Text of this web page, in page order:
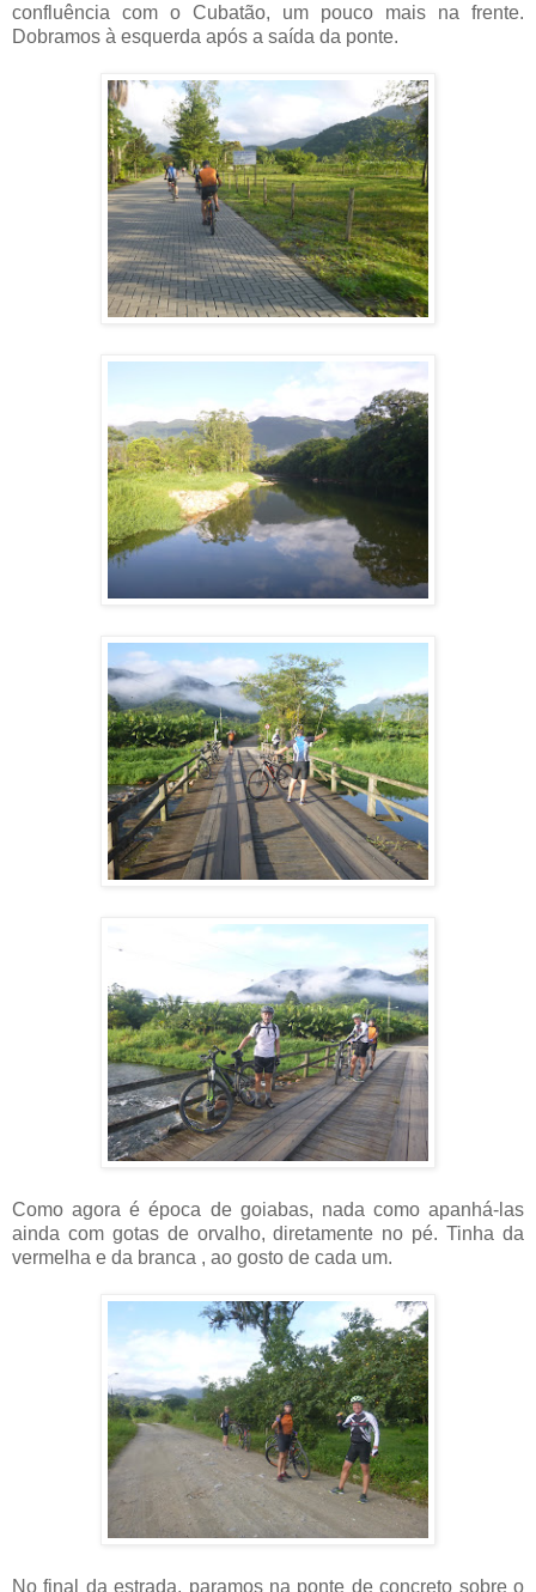
confluência com o Cubatão, um pouco mais na frente.
Dobramos à esquerda após a saída da ponte.
Como agora é época de goiabas, nada como apanhá-las
ainda com gotas de orvalho, diretamente no pé. Tinha da
vermelha e da branca , ao gosto de cada um.
No final da estrada, paramos na ponte de concreto sobre o